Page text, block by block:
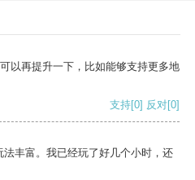
以再提升一下，比如能够支持更多地
支持[0] 反对[0]
丰富。我已经玩了好几个小时，还